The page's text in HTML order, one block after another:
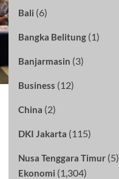
Bali (6)
Bangka Belitung(1)
Banjarmasin (3)
Business (12)
China (2)
DKI Jakarta (115)
Nusa Tenggara Timur(5)
Ekonomi (1,304)